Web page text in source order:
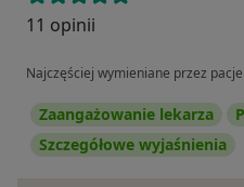
11 opinii
Najczęściej wymieniane przez
Zaangażowanie lekarza
Szczegółowe wyjaśnienia